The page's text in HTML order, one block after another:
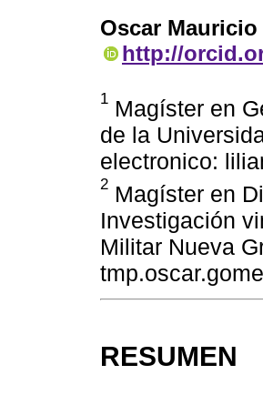
Oscar
http://
1 Magíster en
de la
electronico:
2 Magíster en
Investigación
Militar Nueva
RESUMEN